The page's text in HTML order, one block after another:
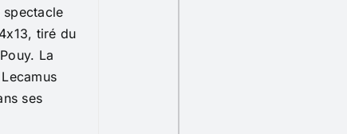
tiré du
La
ses